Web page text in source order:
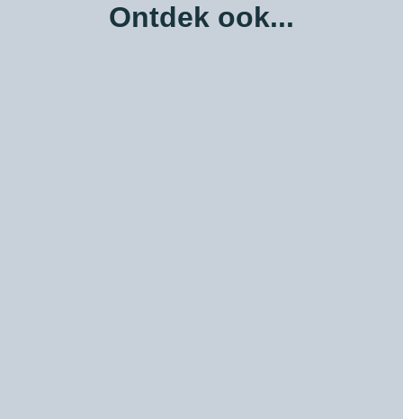
Ontdek ook...